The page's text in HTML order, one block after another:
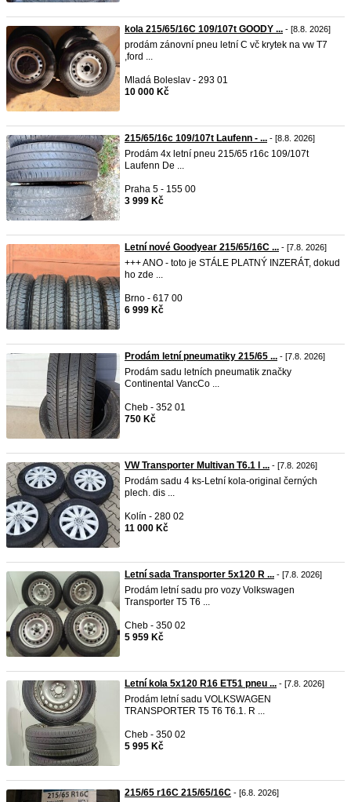
kola 215/65/16C 109/107t GOODY ... - [8.8. 2026]
prodám zánovní pneu letní C vč krytek na vw T7
,ford ...
Mladá Boleslav - 293 01
10 000 Kč
215/65/16c 109/107t Laufenn - ... - [8.8. 2026]
Prodám 4x letní pneu 215/65 r16c 109/107t
Laufenn De ...
Praha 5 - 155 00
3 999 Kč
Letní nové Goodyear 215/65/16C ... - [7.8. 2026]
+++ ANO - toto je STÁLE PLATNÝ INZERÁT, dokud
ho zde ...
Brno - 617 00
6 999 Kč
Prodám letní pneumatiky 215/65 ... - [7.8. 2026]
Prodám sadu letních pneumatik značky
Continental VancCo ...
Cheb - 352 01
750 Kč
VW Transporter Multivan T6.1 l ... - [7.8. 2026]
Prodám sadu 4 ks-Letní kola-original černých
plech. dis ...
Kolín - 280 02
11 000 Kč
Letní sada Transporter 5x120 R ... - [7.8. 2026]
Prodám letní sadu pro vozy Volkswagen
Transporter T5 T6 ...
Cheb - 350 02
5 959 Kč
Letní kola 5x120 R16 ET51 pneu ... - [7.8. 2026]
Prodám letní sadu VOLKSWAGEN
TRANSPORTER T5 T6 T6.1. R ...
Cheb - 350 02
5 995 Kč
215/65 r16C 215/65/16C - [6.8. 2026]